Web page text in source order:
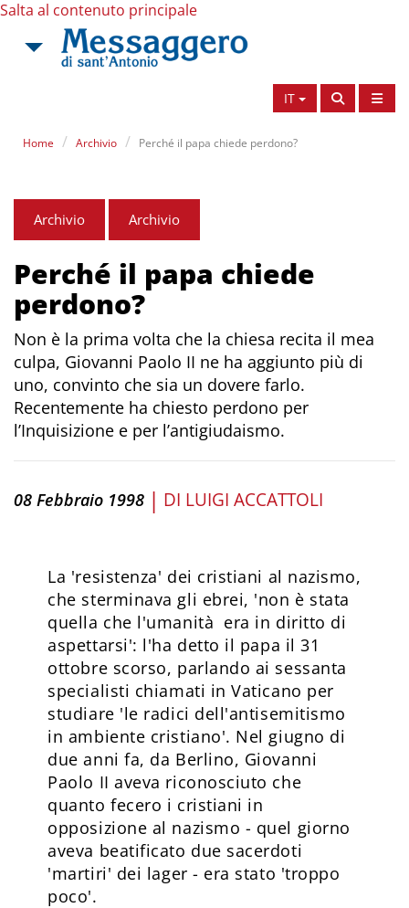
Salta al contenuto principale
IT
Home Archivio Perché il papa chiede perdono?
Archivio Archivio
Perché il papa chiede
perdono?
Non è la prima volta che la chiesa recita il mea
culpa, Giovanni Paolo II ne ha aggiunto più di
uno, convinto che sia un dovere farlo.
Recentemente ha chiesto perdono per
l’Inquisizione e per l’antigiudaismo.
08 Febbraio 1998 | DI LUIGI ACCATTOLI
La 'resistenza' dei cristiani al nazismo,
che sterminava gli ebrei, 'non è stata
quella che l'umanità era in diritto di
aspettarsi': l'ha detto il papa il 31
ottobre scorso, parlando ai sessanta
specialisti chiamati in Vaticano per
studiare 'le radici dell'antisemitismo
in ambiente cristiano'. Nel giugno di
due anni fa, da Berlino, Giovanni
Paolo II aveva riconosciuto che
quanto fecero i cristiani in
opposizione al nazismo - quel giorno
aveva beatificato due sacerdoti
'martiri' dei lager - era stato 'troppo
poco'.